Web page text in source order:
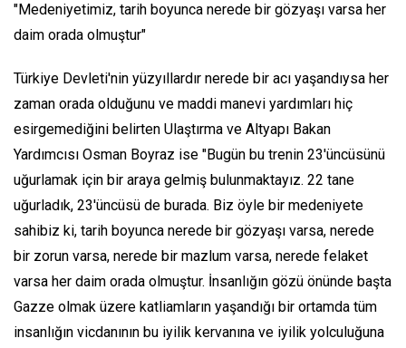
"Medeniyetimiz, tarih boyunca nerede bir gözyaşı varsa her
daim orada olmuştur"
Türkiye Devleti'nin yüzyıllardır nerede bir acı yaşandıysa her
zaman orada olduğunu ve maddi manevi yardımları hiç
esirgemediğini belirten Ulaştırma ve Altyapı Bakan
Yardımcısı Osman Boyraz ise "Bugün bu trenin 23'üncüsünü
uğurlamak için bir araya gelmiş bulunmaktayız. 22 tane
uğurladık, 23'üncüsü de burada. Biz öyle bir medeniyete
sahibiz ki, tarih boyunca nerede bir gözyaşı varsa, nerede
bir zorun varsa, nerede bir mazlum varsa, nerede felaket
varsa her daim orada olmuştur. İnsanlığın gözü önünde başta
Gazze olmak üzere katliamların yaşandığı bir ortamda tüm
insanlığın vicdanının bu iyilik kervanına ve iyilik yolculuğuna